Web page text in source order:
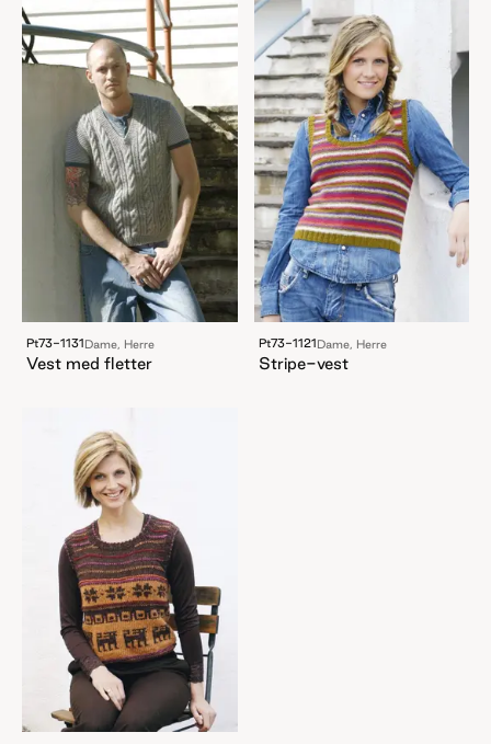
Pt73-1131 Dame, Herre
Vest med fletter
Pt73-1121 Dame, Herre
Stripe-vest